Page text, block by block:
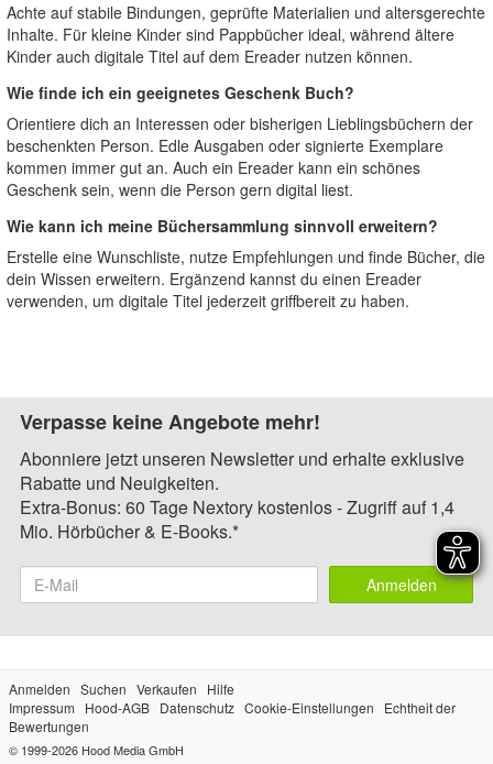
Achte auf stabile Bindungen, geprüfte Materialien und altersgerechte
Inhalte. Für kleine Kinder sind Pappbücher ideal, während ältere
Kinder auch digitale Titel auf dem Ereader nutzen können.
Wie finde ich ein geeignetes Geschenk Buch?
Orientiere dich an Interessen oder bisherigen Lieblingsbüchern der
beschenkten Person. Edle Ausgaben oder signierte Exemplare
kommen immer gut an. Auch ein Ereader kann ein schönes
Geschenk sein, wenn die Person gern digital liest.
Wie kann ich meine Büchersammlung sinnvoll erweitern?
Erstelle eine Wunschliste, nutze Empfehlungen und finde Bücher, die
dein Wissen erweitern. Ergänzend kannst du einen Ereader
verwenden, um digitale Titel jederzeit griffbereit zu haben.
Verpasse keine Angebote mehr!
Abonniere jetzt unseren Newsletter und erhalte exklusive
Rabatte und Neuigkeiten.
Extra-Bonus: 60 Tage Nextory kostenlos - Zugriff auf 1,4
Mio. Hörbücher & E-Books.*
Anmelden
Anmelden Suchen Verkaufen
Hilfe
Impressum
Hood-AGB Datenschutz Cookie-Einstellungen
Echtheit der
Bewertungen
© 1999-2026 Hood Media GmbH